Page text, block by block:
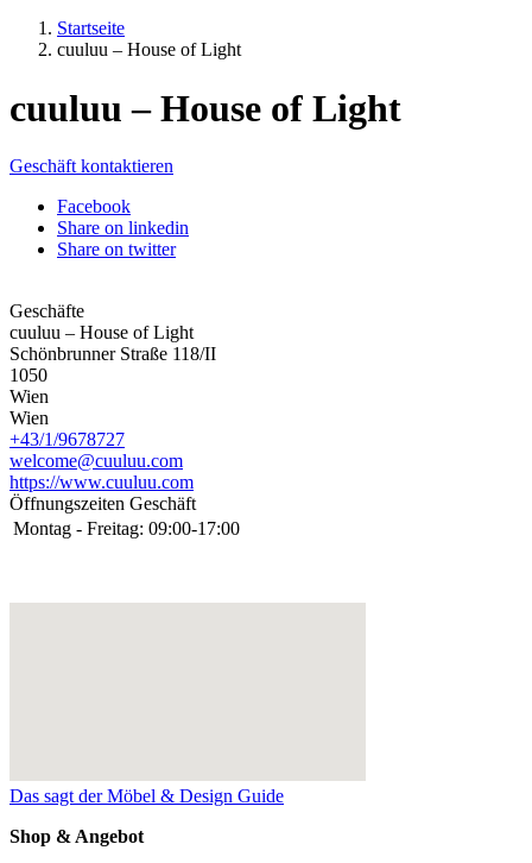
Startseite
cuuluu – House of Light
cuuluu – House of Light
Geschäft kontaktieren
Facebook
Share on linkedin
Share on twitter
Geschäfte
cuuluu – House of Light
Schönbrunner Straße 118/II
1050
Wien
Wien
+43/1/9678727
welcome@cuuluu.com
https://www.cuuluu.com
Öffnungszeiten Geschäft
Montag - Freitag: 09:00-17:00
Das sagt der Möbel & Design Guide
Shop & Angebot